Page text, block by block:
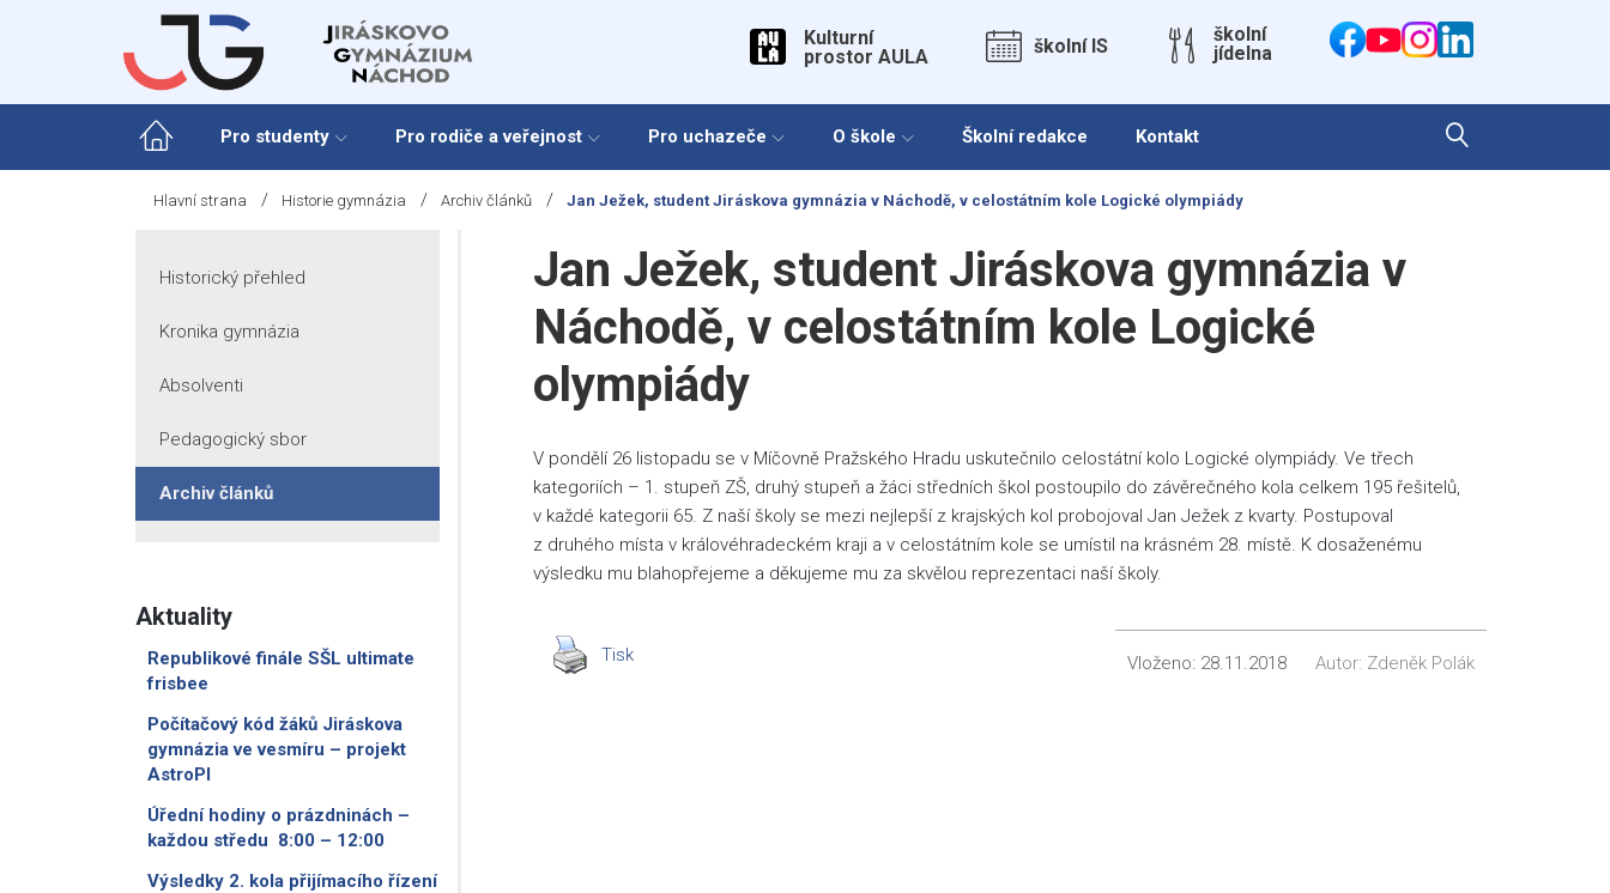
Kulturní
prostor AULA
školní IS
školní
jídelna
Pro studenty Pro rodiče a veřejnost Pro uchazeče O škole Školní redakce Kontakt
Hlavní strana / Historie gymnázia / Archiv článků / Jan Ježek, student Jiráskova gymnázia v Náchodě, v celostátním kole Logické olympiády
Jan Ježek, student Jiráskova gymnázia v
Náchodě, v celostátním kole Logické
olympiády
V pondělí 26 listopadu se v Míčovně Pražského Hradu uskutečnilo celostátní kolo Logické olympiády. Ve třech
kategoriích – 1. stupeň ZŠ, druhý stupeň a žáci středních škol postoupilo do závěrečného kola celkem 195 řešitelů,
v každé kategorii 65. Z naší školy se mezi nejlepší z krajských kol probojoval Jan Ježek z kvarty. Postupoval
z druhého místa v královéhradeckém kraji a v celostátním kole se umístil na krásném 28. místě. K dosaženému
výsledku mu blahopřejeme a děkujeme mu za skvělou reprezentaci naší školy.
Tisk Vloženo: 28.11.2018 Autor: Zdeněk Polák
Historický přehled
Kronika gymnázia
Absolventi
Pedagogický sbor
Archiv článků
Aktuality
Republikové finále SŠL ultimate
frisbee
Počítačový kód žáků Jiráskova
gymnázia ve vesmíru – projekt
AstroPI
Úřední hodiny o prázdninách –
každou středu 8:00 – 12:00
Výsledky 2. kola přijímacího řízení